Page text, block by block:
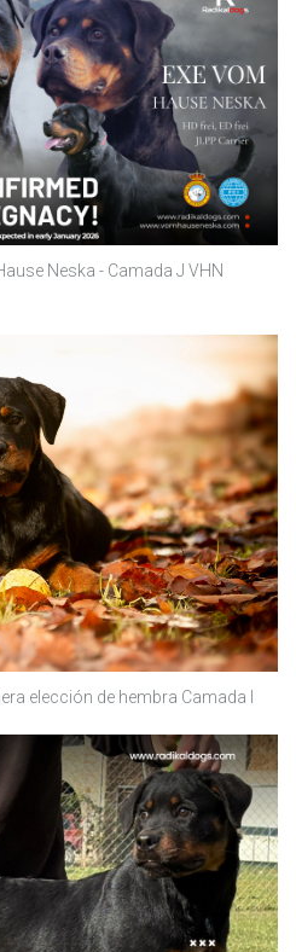
Neska - Camada J VHN
elección de hembra Camada I